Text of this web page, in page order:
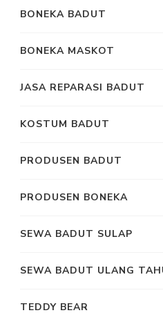
BONEKA BADUT
BONEKA MASKOT
JASA REPARASI BADUT
KOSTUM BADUT
PRODUSEN BADUT
PRODUSEN BONEKA
SEWA BADUT SULAP
SEWA BADUT ULANG
TEDDY BEAR